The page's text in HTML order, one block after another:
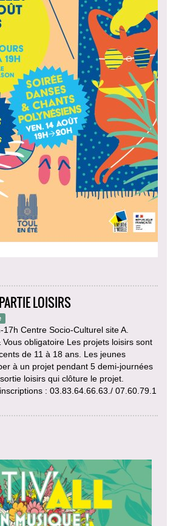
LOISIRS
Centre Socio-Culturel site A.
Vous obligatoire Les projets loisirs sont
de 11 à 18 ans. Les jeunes
à un projet pendant 5 demi-journées
loisirs qui clôture le projet.
: 03.83.64.66.63./ 07.60.79.1